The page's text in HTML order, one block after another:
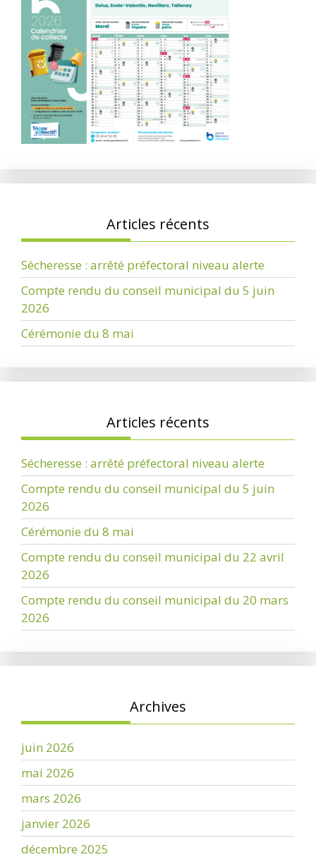
Articles récents
Sécheresse : arrêté préfectoral niveau alerte
Compte rendu du conseil municipal du 5 juin
2026
Cérémonie du 8 mai
Articles récents
Sécheresse : arrêté préfectoral niveau alerte
Compte rendu du conseil municipal du 5 juin
2026
Cérémonie du 8 mai
Compte rendu du conseil municipal du 22 avril
2026
Compte rendu du conseil municipal du 20 mars
2026
Archives
juin 2026
mai 2026
mars 2026
janvier 2026
décembre 2025